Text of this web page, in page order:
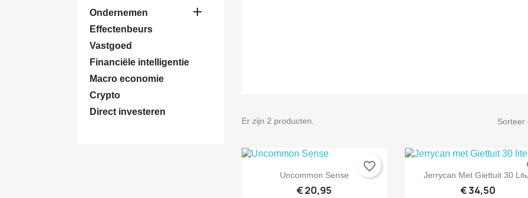
Toevoegen aan Verlanglijst
Maak een verlanglijst
((modalTitle))
((confirmMessage))
Inloggen
U moet ingelogd zijn om producten in uw verlanglijst op te slaan.
Ondernemen 
Effectenbeurs
Vastgoed
Financiële intelligentie
Macro economie
Crypto
Direct investeren
Er zijn 2 producten. Sorteer
Snel bekijken
Uncommon Sense
€ 20,95
favorite_border Snel bekijken
Jerrycan Met Giettuit 30
€ 34,50